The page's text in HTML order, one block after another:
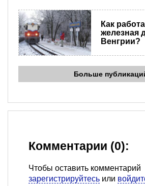
Как
железная
Венгрии?
Больше
Комментарии (0):
Чтобы оставить комментарий
зарегистрируйтесь или